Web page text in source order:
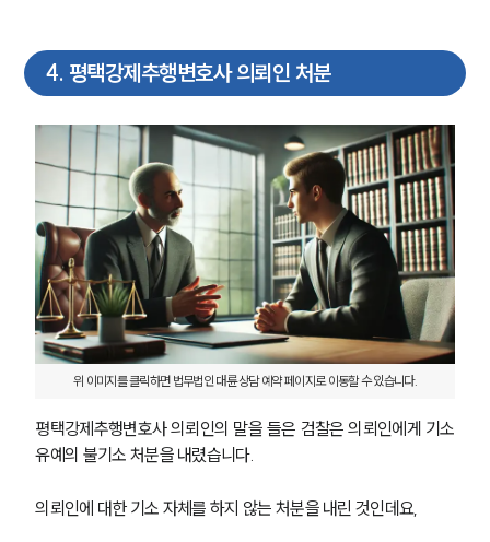
4. 평택강제추행변호사 의뢰인 처분
위 이미지를 클릭하면 법무법인 대륜 상담 예약 페이지로 이동할 수 있습니다.
평택강제추행변호사 의뢰인의 말을 들은 검찰은 의뢰인에게 기소
유예의 불기소 처분을 내렸습니다.
의뢰인에 대한 기소 자체를 하지 않는 처분을 내린 것인데요,